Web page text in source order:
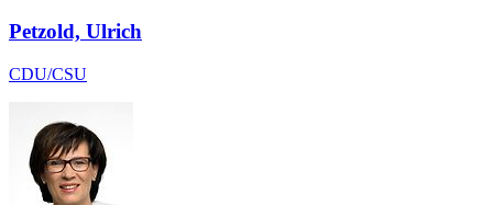
Petzold, Ulrich
CDU/CSU